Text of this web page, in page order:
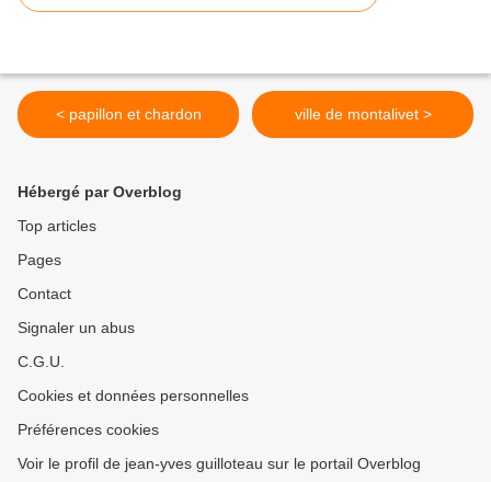
< papillon et chardon ville de montalivet >
Hébergé par Overblog
Top articles
Pages
Contact
Signaler un abus
C.G.U.
Cookies et données personnelles
Préférences cookies
Voir le profil de jean-yves guilloteau sur le portail Overblog